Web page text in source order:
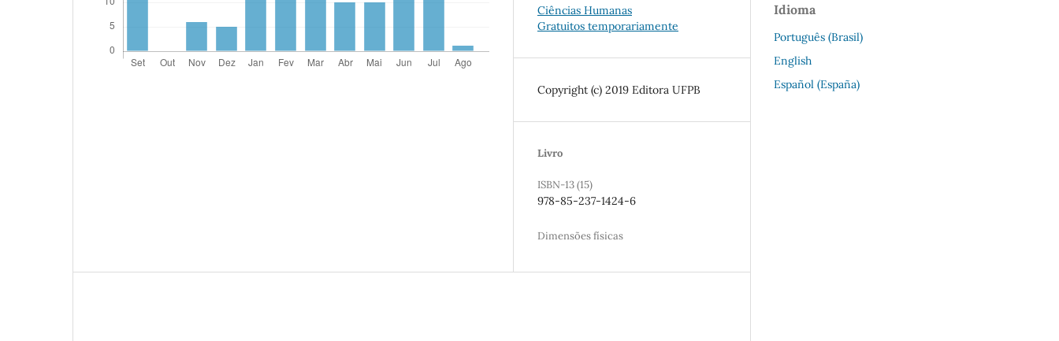
Ciências Humanas
Gratuitos temporariamente
Copyright (c) 2019 Editora UFPB
Livro
ISBN-13 (15)
978-85-237-1424-6
Dimensões físicas
Idioma
Português (Brasil)
English
Español (España)